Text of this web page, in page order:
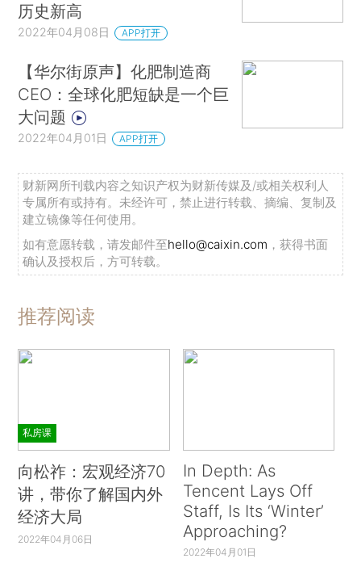
历史新高
2022年04月08日 APP打开
【华尔街原声】化肥制造商
CEO：全球化肥短缺是一个巨
大问题
2022年04月01日 APP打开
财新网所刊载内容之知识产权为财新传媒及/或相关权利人
专属所有或持有。未经许可，禁止进行转载、摘编、复制及
建立镜像等任何使用。
如有意愿转载，请发邮件至hello@caixin.com ，获得书面
确认及授权后，方可转载。
推荐阅读
私房课
向松祚：宏观经济70
讲，带你了解国内外
经济大局
2022年04月06日
In Depth: As
Tencent Lays Off
Staff, Is Its ‘Winter’
Approaching?
2022年04月01日